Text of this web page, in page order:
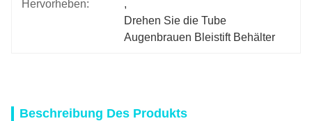
Hervorheben:
,
Drehen Sie die Tube
Augenbrauen Bleistift Behälter
Beschreibung Des Produkts